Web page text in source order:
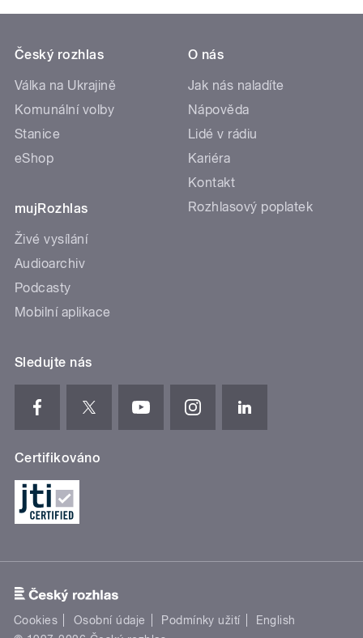
Český rozhlas
Válka na Ukrajině
Komunální volby
Stanice
eShop
mujRozhlas
Živé vysílání
Audioarchiv
Podcasty
Mobilní aplikace
O nás
Jak nás naladíte
Nápověda
Lidé v rádiu
Kariéra
Kontakt
Rozhlasový poplatek
Sledujte nás
Certifikováno
Cookies Osobní údaje Podmínky užití
English